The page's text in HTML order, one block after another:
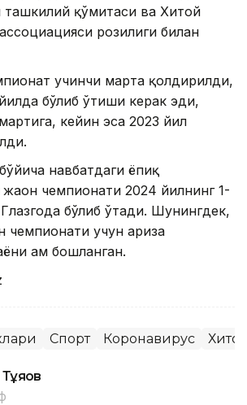
ташкилий қўмитаси ва Хитой
розилиги билан
учинчи марта қолдирилди,
бўлиб ўтиши керак эди,
кейин эса 2023 йил
навбатдаги ёпиқ
чемпионати 2024 йилнинг 1-
бўлиб ўтади. Шунингдек,
чемпионати учун ариза
ҳам бошланган.
Спорт Коронавирус